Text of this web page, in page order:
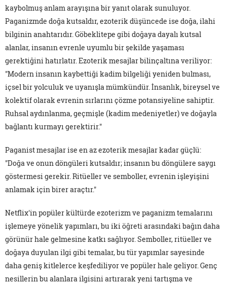
kaybolmuş anlam arayışına bir yanıt olarak sunuluyor.
Paganizmde doğa kutsaldır, ezoterik düşüncede ise doğa, ilahi
bilginin anahtarıdır. Göbeklitepe gibi doğaya dayalı kutsal
alanlar, insanın evrenle uyumlu bir şekilde yaşaması
gerektiğini hatırlatır. Ezoterik mesajlar bilinçaltına veriliyor:
"Modern insanın kaybettiği kadim bilgeliği yeniden bulması,
içsel bir yolculuk ve uyanışla mümkündür. İnsanlık, bireysel ve
kolektif olarak evrenin sırlarını çözme potansiyeline sahiptir.
Ruhsal aydınlanma, geçmişle (kadim medeniyetler) ve doğayla
bağlantı kurmayı gerektirir."
Paganist mesajlar ise en az ezoterik mesajlar kadar güçlü:
"Doğa ve onun döngüleri kutsaldır; insanın bu döngülere saygı
göstermesi gerekir. Ritüeller ve semboller, evrenin işleyişini
anlamak için birer araçtır."
Netflix'in popüler kültürde ezoterizm ve paganizm temalarını
işlemeye yönelik yapımları, bu iki öğreti arasındaki bağın daha
görünür hale gelmesine katkı sağlıyor. Semboller, ritüeller ve
doğaya duyulan ilgi gibi temalar, bu tür yapımlar sayesinde
daha geniş kitlelerce keşfediliyor ve popüler hale geliyor. Genç
nesillerin bu alanlara ilgisini artırarak yeni tartışma ve